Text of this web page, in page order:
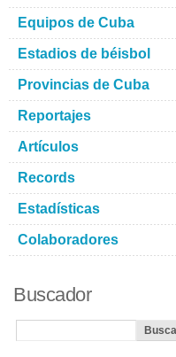
Equipos de Cuba
Estadios de béisbol
Provincias de Cuba
Reportajes
Artículos
Records
Estadísticas
Colaboradores
Buscador